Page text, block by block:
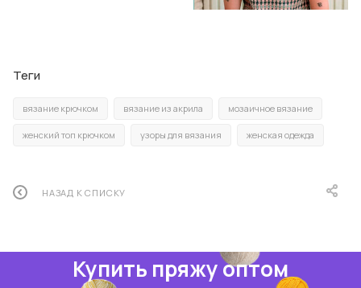
Теги
вязание крючком вязание из акрила мозаичное вязание
женский топ крючком узоры для вязания женская одежда
НАЗАД К СПИСКУ
Купить пряжу оптом